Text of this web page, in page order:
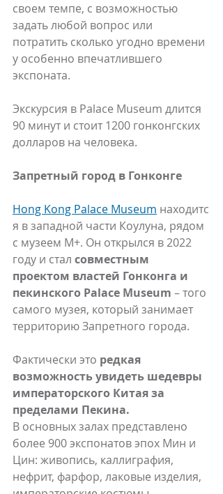
своем темпе, с возможностью
задать любой вопрос или
потратить сколько угодно времени
у особенно впечатлившего
экспоната.
Экскурсия в Palace Museum длится
90 минут и стоит 1200 гонконгских
долларов на человека.
Запретный город в Гонконге
Hong Kong Palace Museum находитс
я в западной части Коулуна, рядом
с музеем M+. Он открылся в 2022
году и стал совместным
проектом властей Гонконга и
пекинского Palace Museum – того
самого музея, который занимает
территорию Запретного города.
Фактически это редкая
возможность увидеть шедевры
императорского Китая за
пределами Пекина.
В основных залах представлено
более 900 экспонатов эпох Мин и
Цин: живопись, каллиграфия,
нефрит, фарфор, лаковые изделия,